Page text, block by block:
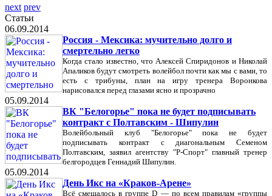
next prev
Статьи
06.09.2014
Россия - Мексика: мучительно долго и
смертельно легко
Когда стало известно, что Алексей Спиридонов и Николай
Апаликов будут смотреть волейбол почти как мы с вами, то
есть с трибуны, план на игру тренера Воронкова
нарисовался перед глазами ясно и прозрачно
05.09.2014
ВК "Белогорье" пока не будет подписывать
контракт с Полтавским - Шипулин
Волейбольный клуб "Белогорье" пока не будет
подписывать контракт с диагональным Семеном
Полтавским, заявил агентству "Р-Спорт" главный тренер
белгородцев Геннадий Шипулин.
05.09.2014
День Икс на «Краков-Арене»
Всё смешалось в группе D — по всем правилам «группы